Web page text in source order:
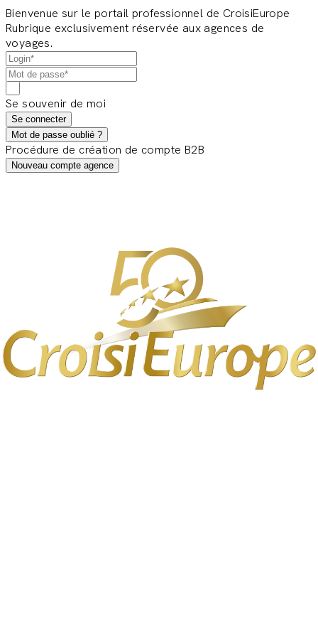
Bienvenue sur le portail professionnel de CroisiEurope
Rubrique exclusivement réservée aux agences de
voyages.
Se souvenir de moi
Se connecter
Mot de passe oublié ?
Procédure de création de compte B2B
Nouveau compte agence